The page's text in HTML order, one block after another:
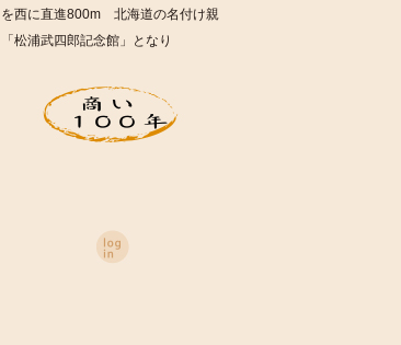
を西に直進800m 北海道の名付け親
「松浦武四郎記念館」となり